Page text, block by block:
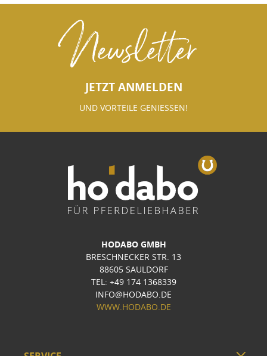
Newsletter
JETZT ANMELDEN
UND VORTEILE GENIESSEN!
HODABO GMBH
BRESCHNECKER STR. 13
88605 SAULDORF
TEL: +49 174 1368339
INFO@HODABO.DE
WWW.HODABO.DE